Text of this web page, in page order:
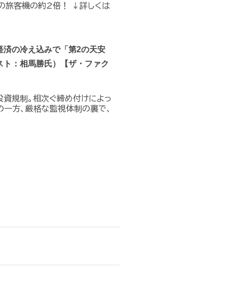
旅客機の約2倍！ ↓詳しくは
済の冷え込みで「第2の天安
：相馬勝氏）【ザ・ファク
規制。相次ぐ締め付けによっ
方、厳格な監視体制の裏で、